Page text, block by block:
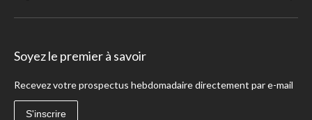
Soyez le premier à savoir
Recevez votre prospectus hebdomadaire directement par e-mail
S'inscrire